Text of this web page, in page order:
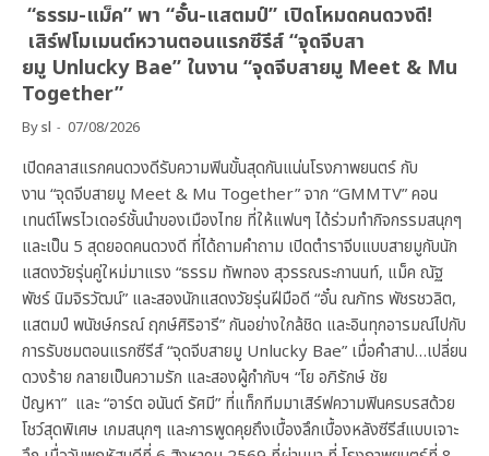
“ธรรม-แม็ค” พา “อั๋น-แสตมป์” เปิดโหมดคนดวงดี!
เสิร์ฟโมเมนต์หวานตอนแรกซีรีส์ “จุดจีบสา
ยมู Unlucky Bae” ในงาน “จุดจีบสายมู Meet & Mu
Together”
Bysl 07/08/2026
เปิดคลาสแรกคนดวงดีรับความฟินขั้นสุดกันแน่นโรงภาพยนตร์ กับ
งาน “จุดจีบสายมู Meet & Mu Together” จาก “GMMTV” คอน
เทนต์โพรไวเดอร์ชั้นนำของเมืองไทย ที่ให้แฟนๆ ได้ร่วมทำกิจกรรมสนุกๆ
และเป็น 5 สุดยอดคนดวงดี ที่ได้ถามคำถาม เปิดตำราจีบแบบสายมูกับนัก
แสดงวัยรุ่นคู่ใหม่มาแรง “ธรรม ทัพทอง สุวรรณระกานนท์, แม็ค ณัฐ
พัชร์ นิมจิรวัฒน์” และสองนักแสดงวัยรุ่นฝีมือดี “อั๋น ณภัทร พัชรชวลิต,
แสตมป์ พนัชษ์กรณ์ ฤกษ์ศิริอารี” กันอย่างใกล้ชิด และอินทุกอารมณ์ไปกับ
การรับชมตอนแรกซีรีส์ “จุดจีบสายมู Unlucky Bae” เมื่อคำสาป…เปลี่ยน
ดวงร้าย กลายเป็นความรัก และสองผู้กำกับฯ “โย อภิรักษ์ ชัย
ปัญหา” และ “อาร์ต อนันต์ รัศมี” ที่แท็กทีมมาเสิร์ฟความฟินครบรสด้วย
โชว์สุดพิเศษ เกมสนุกๆ และการพูดคุยถึงเบื้องลึกเบื้องหลังซีรีส์แบบเจาะ